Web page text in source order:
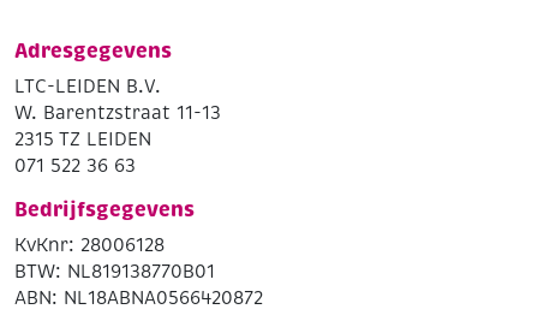
Adresgegevens
LTC-LEIDEN B.V.
W. Barentzstraat 11-13
2315 TZ LEIDEN
071 522 36 63
Bedrijfsgegevens
KvKnr: 28006128
BTW: NL819138770B01
ABN: NL18ABNA0566420872